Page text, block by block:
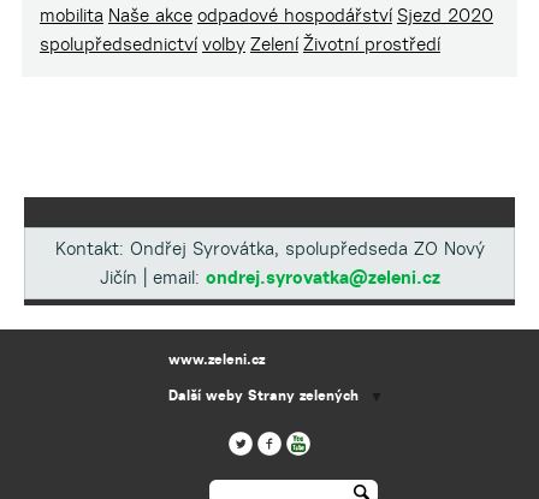
mobilita Naše akce odpadové hospodářství Sjezd 2020
spolupředsednictví volby Zelení Životní prostředí
Kontakt: Ondřej Syrovátka, spolupředseda ZO Nový
Jičín | email: ondrej.syrovatka@zeleni.cz
www.zeleni.cz
Další weby Strany zelených
▼